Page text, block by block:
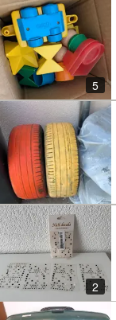
5
2